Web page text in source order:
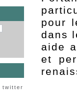
twitter
pour
dans
aide
et